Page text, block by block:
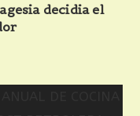
decidia el